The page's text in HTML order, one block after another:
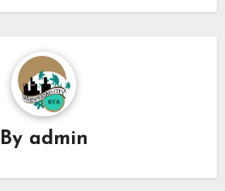
By admin